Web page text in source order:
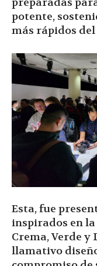
potente,
más rápidos
Esta, fue
inspirados en
Crema, Verde y
llamativo